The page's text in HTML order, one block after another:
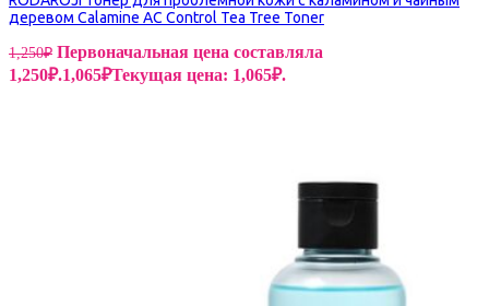
деревом Calamine AС Control Tea Tree Toner
1,250₽ Первоначальная цена составляла
1,250₽.1,065₽Текущая цена: 1,065₽.